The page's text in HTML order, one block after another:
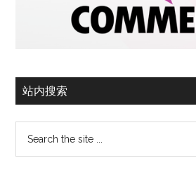
站内搜索